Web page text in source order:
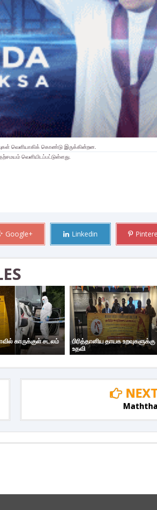
வெளியாகிக் கொண்டு இருக்கின்றன.
வெளியிடப்பட்டுள்ளது.
Google+ Linkedin
காருக்குள் சடலம்
பிரித்தானிய தாயக உறவுகளுக்கு
உதவி